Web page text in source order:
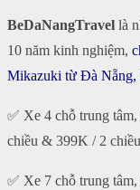
BeDaNangTravel là
10 năm kinh nghiệm,
Mikazuki từ Đà Nẵng,
✅ Xe 4 chỗ trung
chiều & 399K / 2 chiều
✅ Xe 7 chỗ trung